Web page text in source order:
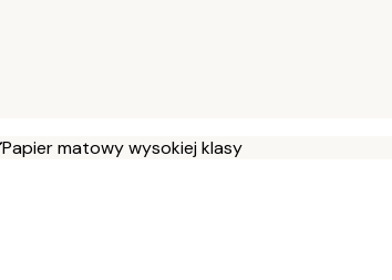
Papier matowy wysokiej klasy